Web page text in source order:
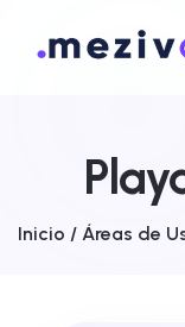
Inicio / Áreas de